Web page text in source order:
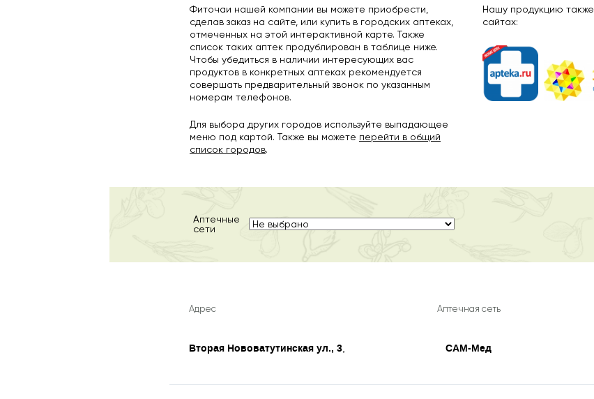
Фиточаи нашей компании вы можете приобрести,
сделав заказ на сайте, или купить в городских аптеках,
отмеченных на этой интерактивной карте. Также
список таких аптек продублирован в таблице ниже.
Чтобы убедиться в наличии интересующих вас
продуктов в конкретных аптеках рекомендуется
совершать предварительный звонок по указанным
номерам телефонов.
Для выбора других городов используйте выпадающее
меню под картой. Также вы можете перейти в общий
список городов.
Нашу продукцию
сайтах:
Аптечные
сети
Адрес Аптечная сеть
Вторая Нововатутинская ул., 3, САМ-Мед